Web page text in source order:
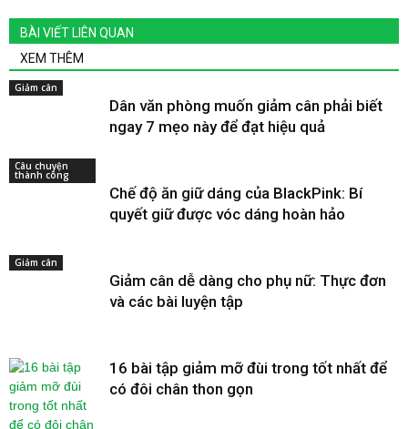
BÀI VIẾT LIÊN QUAN
XEM THÊM
Giảm cân
Dân văn phòng muốn giảm cân phải biết
ngay 7 mẹo này để đạt hiệu quả
Câu chuyện
thành công
Chế độ ăn giữ dáng của BlackPink: Bí
quyết giữ được vóc dáng hoàn hảo
Giảm cân
Giảm cân dễ dàng cho phụ nữ: Thực đơn
và các bài luyện tập
16 bài tập giảm mỡ đùi trong tốt nhất để
có đôi chân thon gọn